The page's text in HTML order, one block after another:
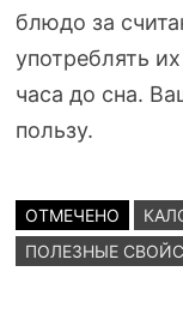
блюдо за
употреблять
часа до сна.
пользу.
ОТМЕЧЕНО
ПОЛЕЗНЫЕ